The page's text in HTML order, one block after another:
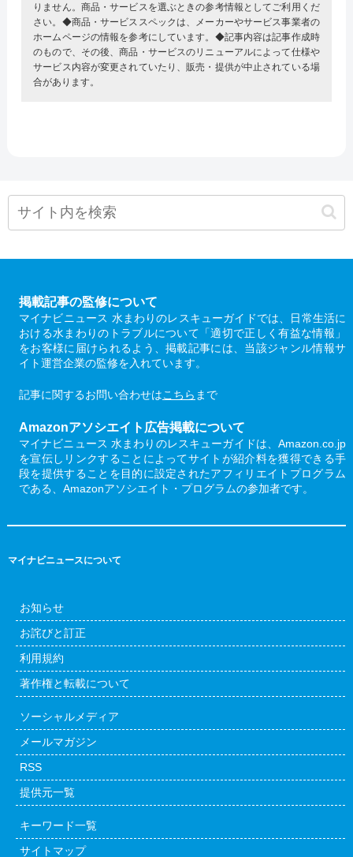
りません。商品・サービスを選ぶときの参考情報としてご利用くだ
さい。◆商品・サービススペックは、メーカーやサービス事業者の
ホームページの情報を参考にしています。◆記事内容は記事作成時
のもので、その後、商品・サービスのリニューアルによって仕様や
サービス内容が変更されていたり、販売・提供が中止されている場
合があります。
掲載記事の監修について
マイナビニュース 水まわりのレスキューガイドでは、日常生活に
おける水まわりのトラブルについて「適切で正しく有益な情報」
をお客様に届けられるよう、掲載記事には、当該ジャンル情報サ
イト運営企業の監修を入れています。
記事に関するお問い合わせはこちら まで
Amazonアソシエイト広告掲載について
マイナビニュース 水まわりのレスキューガイドは、Amazon.co.jp
を宣伝しリンクすることによってサイトが紹介料を獲得できる手
段を提供することを目的に設定されたアフィリエイトプログラム
である、Amazonアソシエイト・プログラムの参加者です。
マイナビニュースについて
お知らせ
お詫びと訂正
利用規約
著作権と転載について
ソーシャルメディア
メールマガジン
RSS
提供元一覧
キーワード一覧
サイトマップ